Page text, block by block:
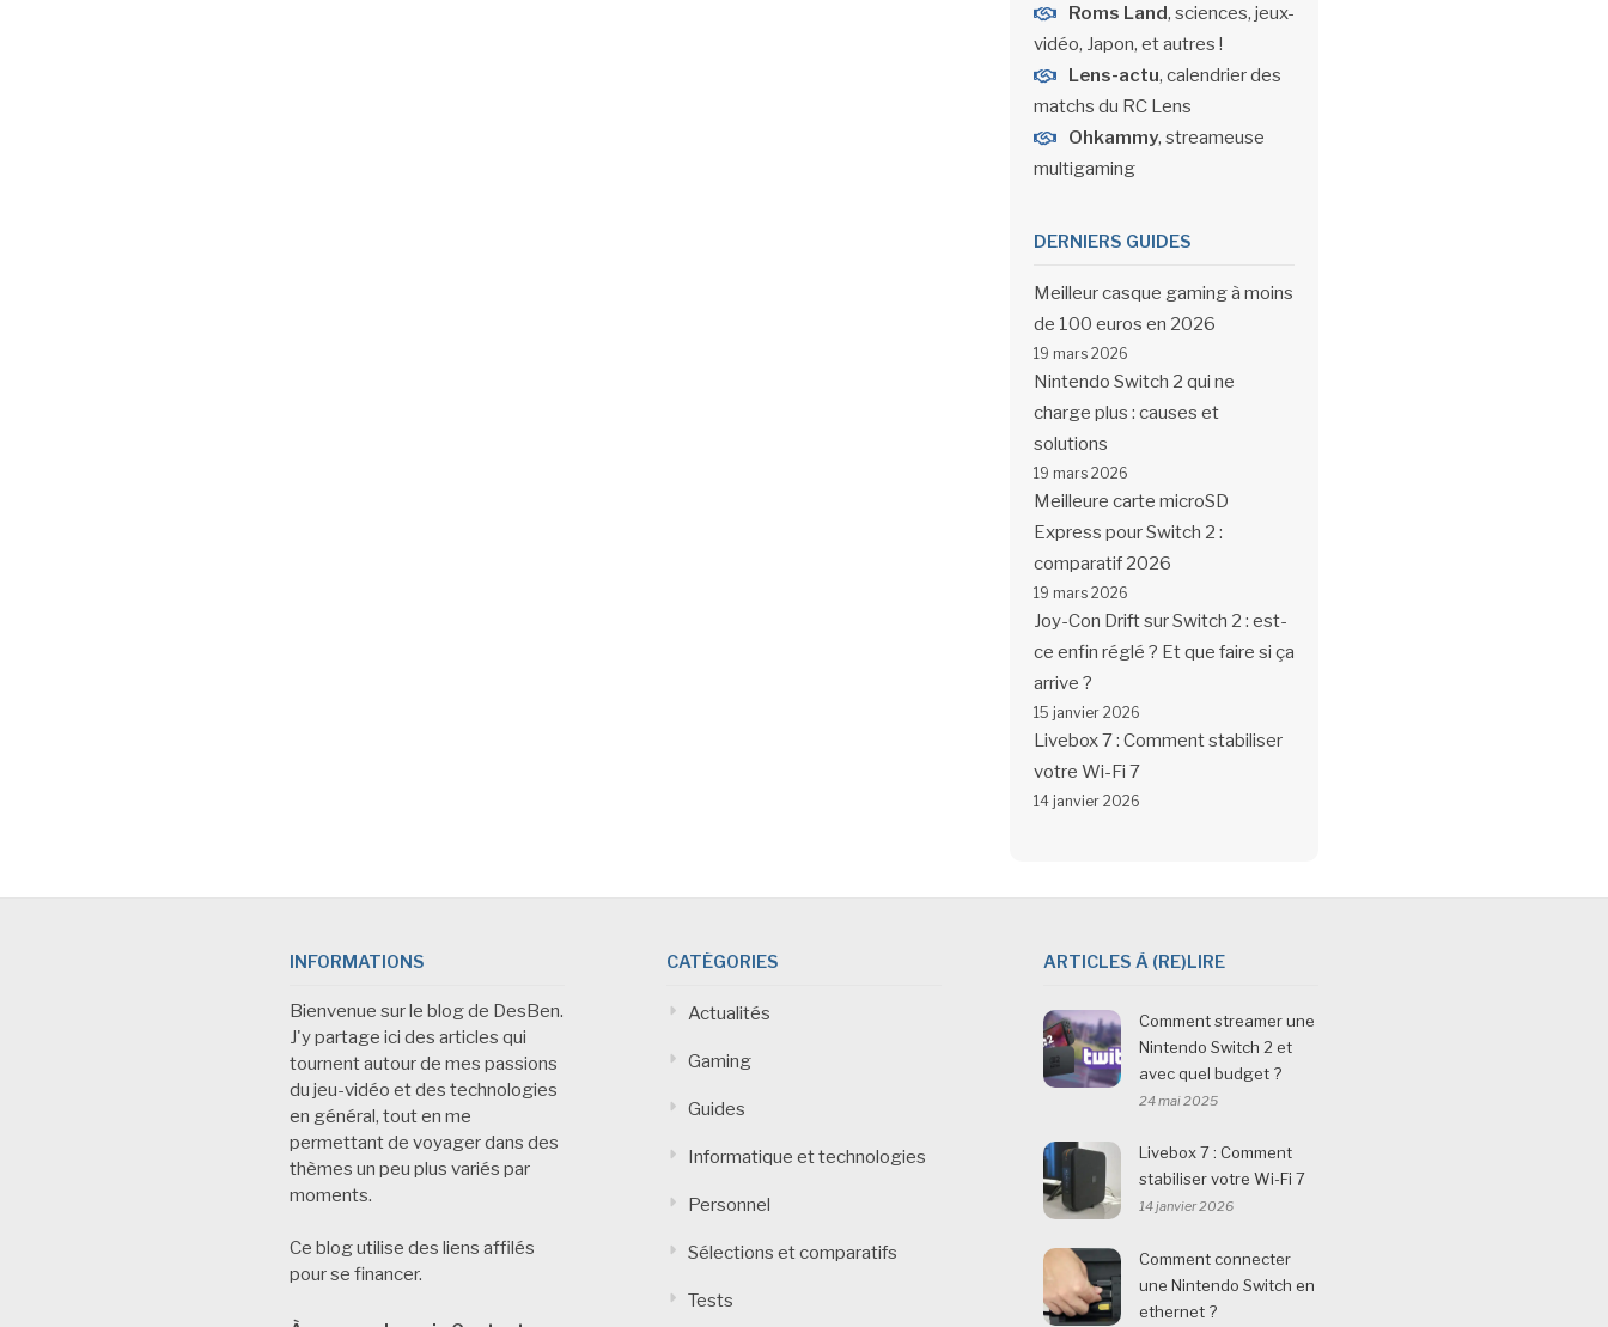
Roms Land, sciences, jeux-
vidéo, Japon, et autres !
Lens-actu, calendrier des
matchs du RC Lens
Ohkammy, streameuse
multigaming
DERNIERS GUIDES
Meilleur casque gaming à moins
de 100 euros en 2026
19 mars 2026
Nintendo Switch 2 qui ne
charge plus : causes et
solutions
19 mars 2026
Meilleure carte microSD
Express pour Switch 2 :
comparatif 2026
19 mars 2026
Joy-Con Drift sur Switch 2 : est-
ce enfin réglé ? Et que faire si ça
arrive ?
15 janvier 2026
Livebox 7 : Comment stabiliser
votre Wi-Fi 7
14 janvier 2026
INFORMATIONS
Bienvenue sur le blog de DesBen.
J'y partage ici des articles qui
tournent autour de mes passions
du jeu-vidéo et des technologies
en général, tout en me
permettant de voyager dans des
thèmes un peu plus variés par
moments.
Ce blog utilise des liens affilés
pour se financer.
CATÉGORIES
Actualités
Gaming
Guides
Informatique et technologies
Personnel
Sélections et comparatifs
Tests
ARTICLES À (RE)LIRE
Comment streamer une
Nintendo Switch 2 et
avec quel budget ?
24 mai 2025
Livebox 7 : Comment
stabiliser votre Wi-Fi 7
14 janvier 2026
Comment connecter
une Nintendo Switch en
ethernet ?